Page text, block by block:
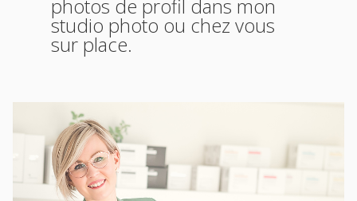
photos de profil dans mon
studio photo ou chez vous
sur place.